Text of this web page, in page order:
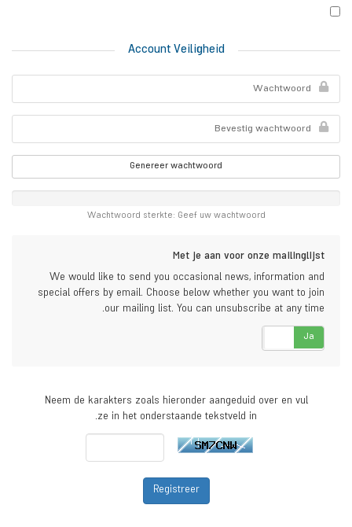
Account Veiligheid
Genereer wachtwoord
Wachtwoord sterkte: Geef uw wachtwoord
Met je aan voor onze mailinglijst
We would like to send you occasional news, information and
special offers by email. Choose below whether you want to join
our mailing list. You can unsubscribe at any time.
Ja
Neem de karakters zoals hieronder aangeduid over en vul
ze in het onderstaande tekstveld in.